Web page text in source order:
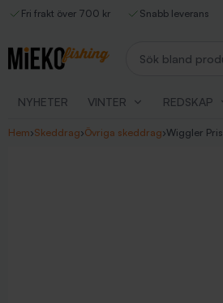
Fri frakt över 700 kr Snabb leverans
NYHETER VINTER REDSKAP
Hem›Skeddrag›Övriga skeddrag›Wiggler